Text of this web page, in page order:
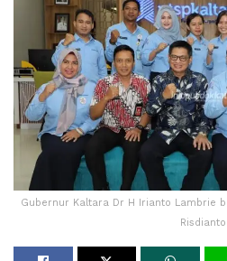
Gubernur Kaltara Dr H Irianto Lambrie